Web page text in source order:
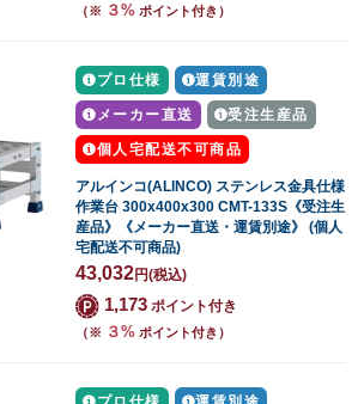
（※ ３% ポイント付き）
プロ仕様 運賃別途
メーカー直送 受注生産品
個人宅配送不可商品
アルインコ(ALINCO) ステンレス金具仕様
作業台 300x400x300 CMT-133S《受注生
産品》《メーカー直送・運賃別途》 (個人
宅配送不可商品)
43,032円(税込)
1,173 ポイント付き
（※ ３% ポイント付き）